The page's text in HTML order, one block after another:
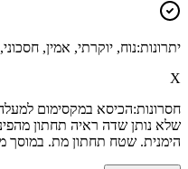
יתרונות:נוח, יוקרתי, אמין,
X
חסרונות:הכיסא במקסימום
שלא נותן שדה ראיה תחתון
הימנית. שטח תחתון מת. במוסך